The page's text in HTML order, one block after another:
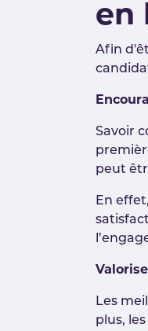
en
Afin
Savoir
peut
En
Les
plus,